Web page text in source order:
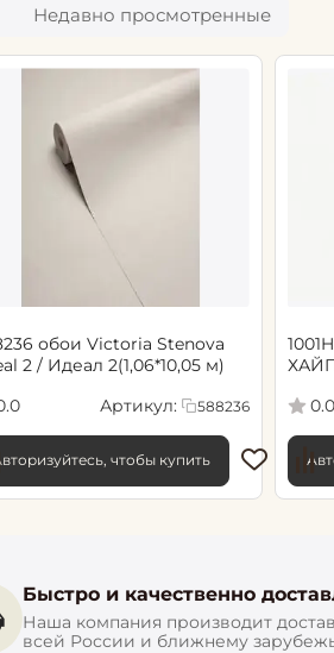
Недавно просмотренные
обои Victoria Stenova
2 / Идеал 2(1,06*10,05 м)
Артикул: 588236
чтобы купить
0.0
Быстро и качественно
Наша компания производит
всей России и ближнему